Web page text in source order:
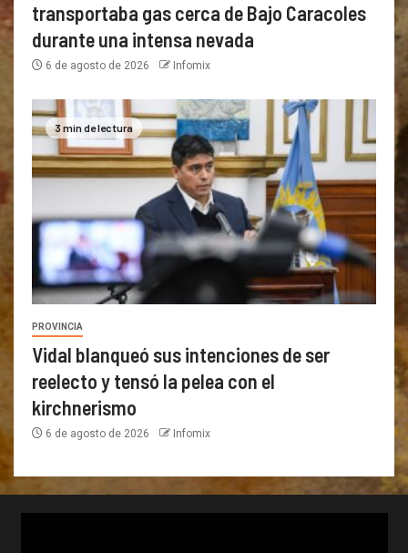
transportaba gas cerca de Bajo Caracoles
durante una intensa nevada
6 de agosto de 2026 Infomix
3 min de lectura
PROVINCIA
Vidal blanqueó sus intenciones de ser
reelecto y tensó la pelea con el
kirchnerismo
6 de agosto de 2026 Infomix